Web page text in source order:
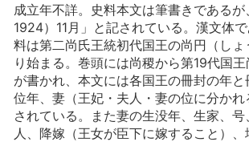
成立年不詳。史料本文は筆書きである
1924）11月」と記されている。漢文体
料は第二尚氏王統初代国王の尚円（し
り始まる。巻頭には尚稷から第19代国
が書かれ、本文には各国王の冊封の年
位年、妻（王妃・夫人・妻の位に分か
されている。また妻の生没年、生家、
人、降嫁（王女が臣下に嫁すること）、